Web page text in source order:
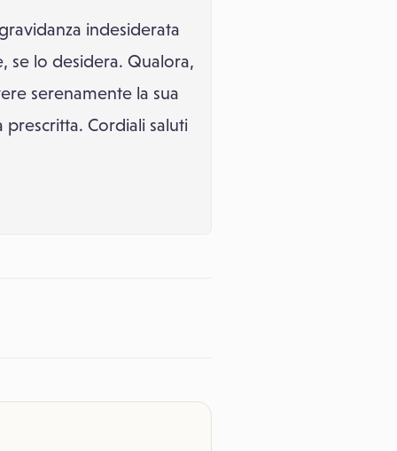
indesiderata
se lo desidera. Qualora,
serenamente la sua
Cordiali saluti